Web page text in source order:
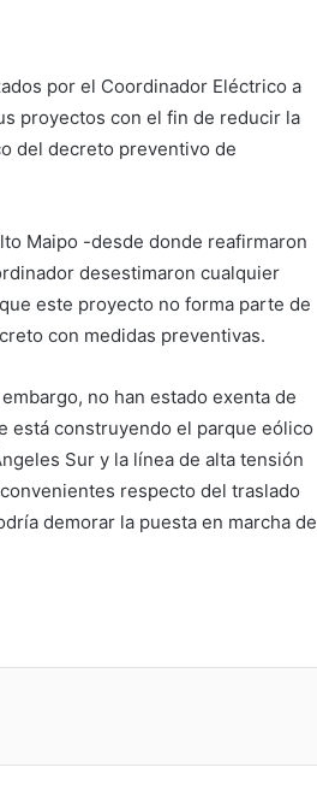
por el Coordinador Eléctrico a
proyectos con el fin de reducir la
del decreto preventivo de
Maipo -desde donde reafirmaron
desestimaron cualquier
este proyecto no forma parte de
con medidas preventivas.
no han estado exenta de
está construyendo el parque eólico
Sur y la línea de alta tensión
respecto del traslado
demorar la puesta en marcha de